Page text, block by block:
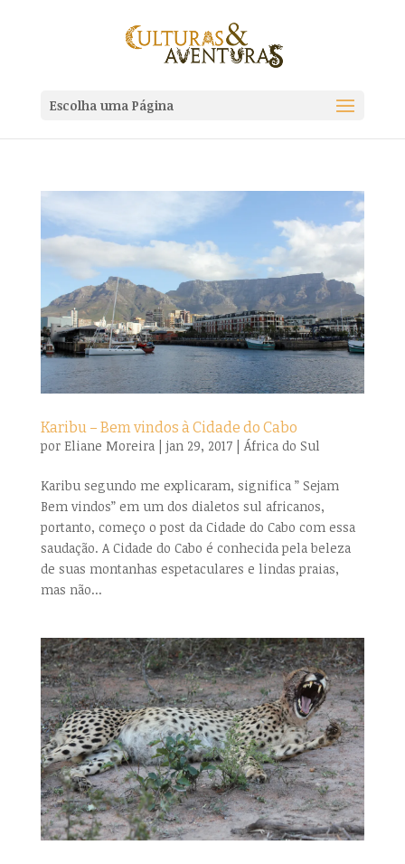
Escolha uma Página
Karibu – Bem vindos à Cidade do Cabo
por Eliane Moreira| jan 29, 2017|África do Sul
Karibu segundo me explicaram, significa ” Sejam
Bem vindos” em um dos dialetos sul africanos,
portanto, começo o post da Cidade do Cabo com essa
saudação. A Cidade do Cabo é conhecida pela beleza
de suas montanhas espetaculares e lindas praias,
mas não...